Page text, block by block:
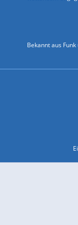
Bekannt aus Funk